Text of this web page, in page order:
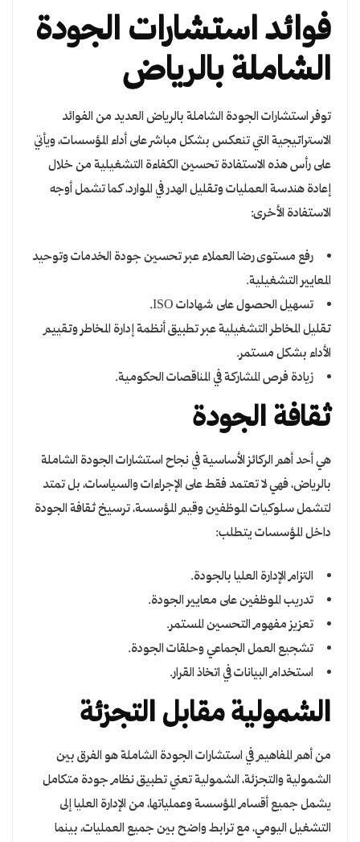
فوائد استشارات الجودة
الشاملة بالرياض
توفر استشارات الجودة الشاملة بالرياض العديد من الفوائد
الاستراتيجية التي تنعكس بشكل مباشر على أداء المؤسسات، ويأتي
على رأس هذه الاستفادة تحسين الكفاءة التشغيلية من خلال
إعادة هندسة العمليات وتقليل الهدر في الموارد، كما تشمل أوجه
الاستفادة الأخرى:
رفع مستوى رضا العملاء عبر تحسين جودة الخدمات وتوحيد
المعايير التشغيلية.
تسهيل الحصول على شهادات ISO.
تقليل المخاطر التشغيلية عبر تطبيق أنظمة إدارة المخاطر وتقييم
الأداء بشكل مستمر.
زيادة فرص المشاركة في المناقصات الحكومية.
ثقافة الجودة
هي أحد أهم الركائز الأساسية في نجاح استشارات الجودة الشاملة
بالرياض، فهي لا تعتمد فقط على الإجراءات والسياسات، بل تمتد
لتشمل سلوكيات الموظفين وقيم المؤسسة، ترسيخ ثقافة الجودة
داخل المؤسسات يتطلب:
التزام الإدارة العليا بالجودة.
تدريب الموظفين على معايير الجودة.
تعزيز مفهوم التحسين المستمر.
تشجيع العمل الجماعي وحلقات الجودة.
استخدام البيانات في اتخاذ القرار.
الشمولية مقابل التجزئة
من أهم المفاهيم في استشارات الجودة الشاملة هو الفرق بين
الشمولية والتجزئة، الشمولية تعني تطبيق نظام جودة متكامل
يشمل جميع أقسام المؤسسة وعملياتها، من الإدارة العليا إلى
التشغيل اليومي، مع ترابط واضح بين جميع العمليات، بينما